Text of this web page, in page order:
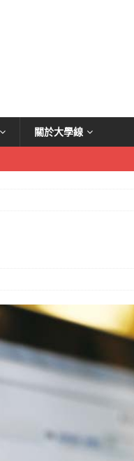
關於大學線